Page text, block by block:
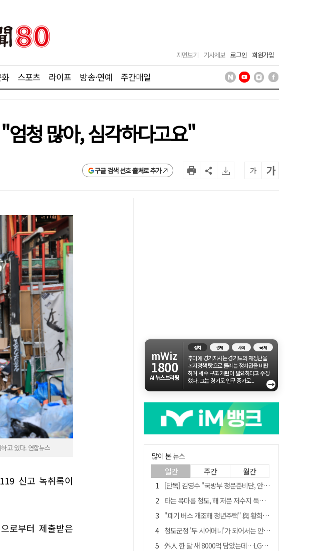
지면보기 기사제보 로그인 회원가입
스포츠 라이프 방송·연예 주간매일
청 많아, 심각하다고요"
구글 검색 선호 출처로 추가 가 가
고 있다. 연합뉴스
신고 녹취록이
로부터 제출받은
mWiz
1800
AI 뉴스브리핑
정치 경제 사회 국제
추미애 경기지사는 경기도의 재정난을
복지정책 탓으로 돌리는 정치권을 비판
하며 세수 구조 개편이 필요하다고 주장
했다. 그는 경기도 인구 증가로...
→
많이 본 뉴스
일간 주간 월간
[단독] 김영수 "국방부 청문준비단, 안규백 탈영 알고있었다"
타는 목마름 청도, 해 저문 저수지 둑에 군수가 서 있었다
"폐기 버스 개조해 청년주택" 與 황희…'딸 학비는 年 4200만원'
청도군정 '두 시어머니'가 되어서는 안된다
外人 한 달 새 8000억 담았는데…LG이노텍 목표주가는 왜 엇갈릴까